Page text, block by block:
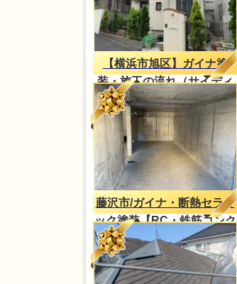
【横浜市旭区】ガイナ塗
装・施工の流れ（サイディ
ング外壁）
藤沢市/ガイナ・断熱セラミ
ック塗装【RC・鉄筋コンク
リートの結露対策】